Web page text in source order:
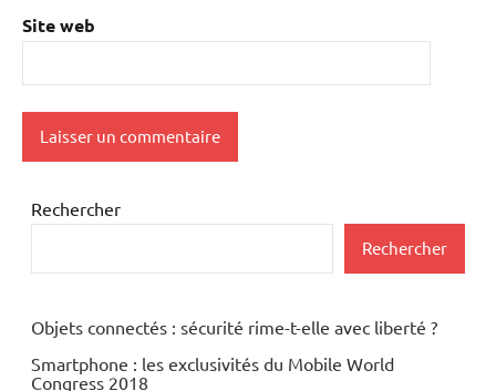
Site web
Rechercher
Rechercher
Objets connectés : sécurité rime-t-elle avec liberté ?
Smartphone : les exclusivités du Mobile World
Congress 2018